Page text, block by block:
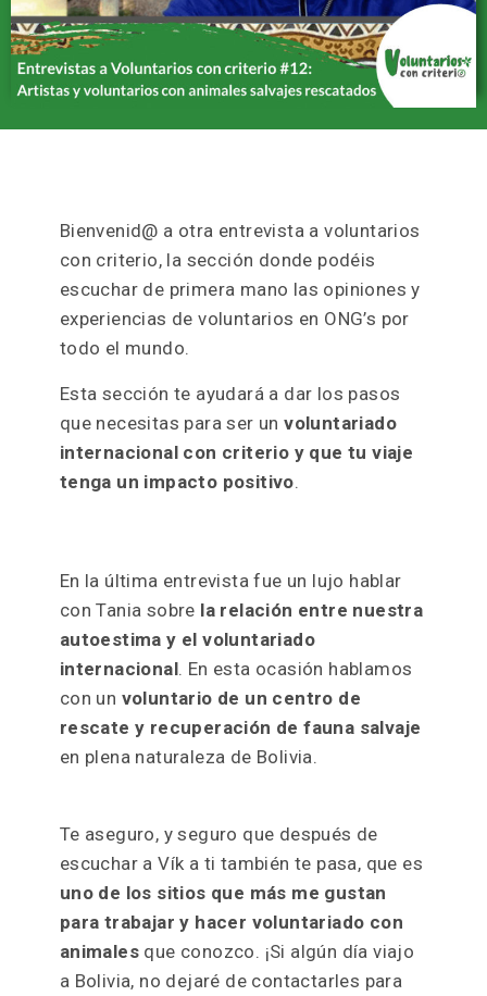
Bienvenid@ a otra entrevista a voluntarios
con criterio, la sección donde podéis
escuchar de primera mano las opiniones y
experiencias de voluntarios en ONG’s por
todo el mundo.
Esta sección te ayudará a dar los pasos
que necesitas para ser unvoluntariado
internacional con criterio y que tu viaje
tenga un impacto positivo.
En la última entrevista fue un lujo hablar
con Tania sobre la relación entre nuestra
autoestima y el voluntariado
internacional. En esta ocasión hablamos
con un voluntario de un centro de
rescate y recuperación de fauna salvaje
en plena naturaleza de Bolivia.
Te aseguro, y seguro que después de
escuchar a Vík a ti también te pasa, que es
uno de los sitios que más me gustan
para trabajar y hacer voluntariado con
animales que conozco. ¡Si algún día viajo
a Bolivia, no dejaré de contactarles para